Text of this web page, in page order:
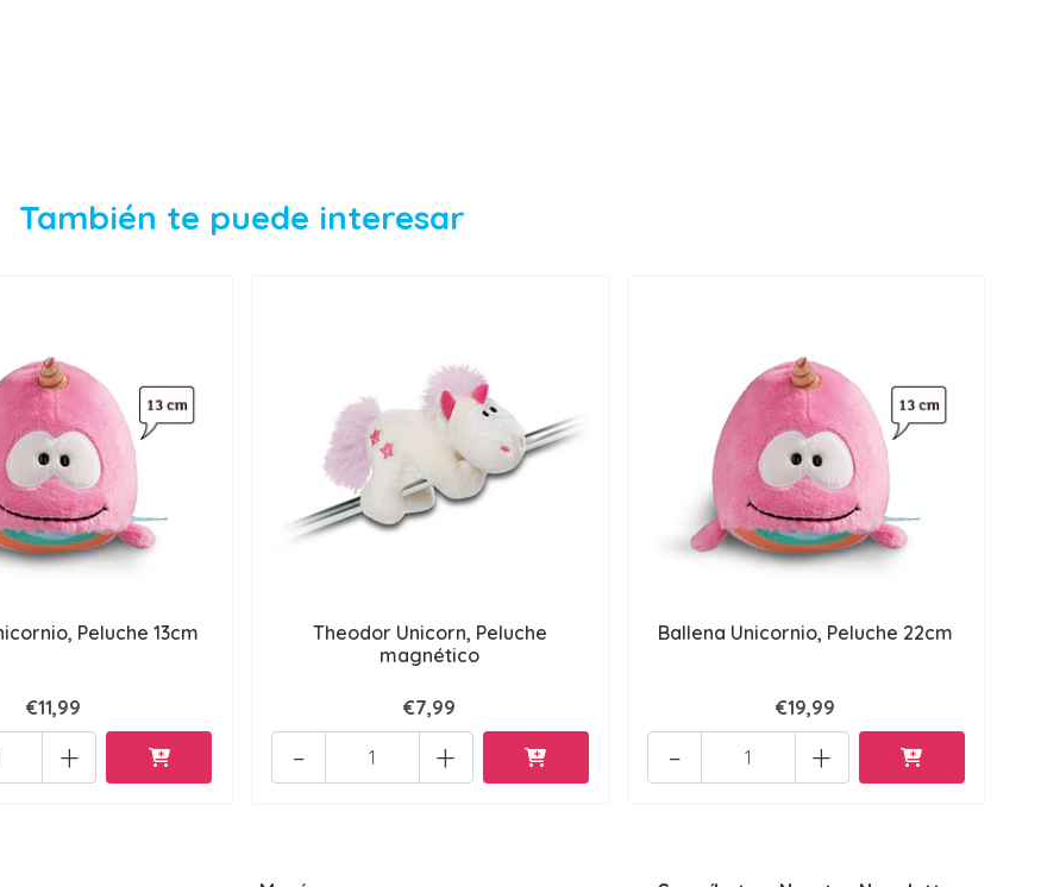
También te puede interesar
Peluche 13cm
€11,99
+
Theodor Unicorn, Peluche
magnético
€7,99
+
-
Ballena Unicornio, Peluche 22cm
€19,99
+
-